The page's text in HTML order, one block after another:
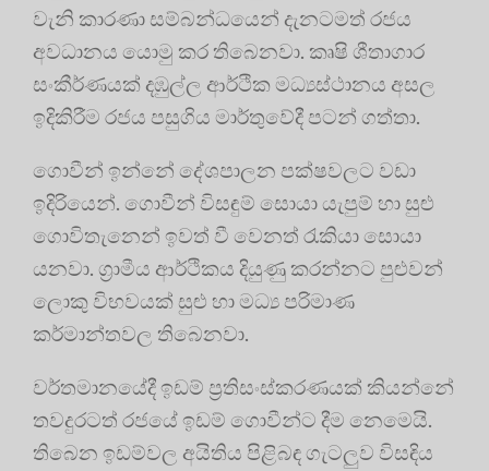
වැනි කාරණා සම්බන්ධයෙන් දැනටමත් රජය
අවධානය යොමු කර තිබෙනවා. කෘෂි ශීතාගාර
සංකීර්ණයක් දඹුල්ල ආර්ථික මධ්‍යස්ථානය අසල
ඉදිකිරීම රජය පසුගිය මාර්තුවේදී පටන් ගත්තා.
ගොවීන් ඉන්නේ දේශපාලන පක්ෂවලට වඩා
ඉදිරියෙන්. ගොවීන් විසඳුම් සොයා යැපුම් හා සුළු
ගොවිතැනෙන් ඉවත් වී වෙනත් රැකියා සොයා
යනවා. ග්‍රාමීය ආර්ථිකය දියුණු කරන්නට පුළුවන්
ලොකු විභවයක් සුළු හා මධ්‍ය පරිමාණ
කර්මාන්තවල තිබෙනවා.
වර්තමානයේදී ඉඩම් ප්‍රතිසංස්කරණයක් කියන්නේ
තවදුරටත් රජයේ ඉඩම් ගොවීන්ට දීම නෙමෙයි.
තිබෙන ඉඩම්වල අයිතිය පිළිබඳ ගැටලුව විසඳිය